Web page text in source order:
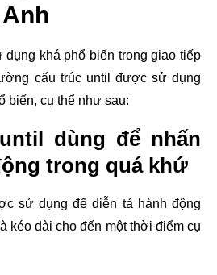
khá phổ biến trong giao tiếp
cấu trúc until được sử dụng
biến, cụ thể như sau:
dùng để nhấn
trong quá khứ
sử dụng để diễn tả hành động
kéo dài cho đến một thời điểm cụ